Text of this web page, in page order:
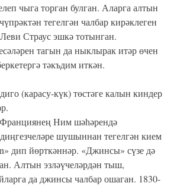
чыга торган булган. Аларга алтын
тегелгән чалбар кирәклеген
Страус эшкә тотынган.
тагын да ныклырак итәр өчен
тәкъдим иткән.
(карасу-күк) төстәге калын киндер
Ним шәһәрендә
шушыннан тегелгән кием
дип йөрткәннәр. «Джинсы» сүзе дә
Алтын эзләүчеләрдән тыш,
да джинсы чалбар ошаган. 1830-